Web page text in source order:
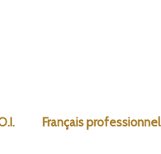
Français professionnel